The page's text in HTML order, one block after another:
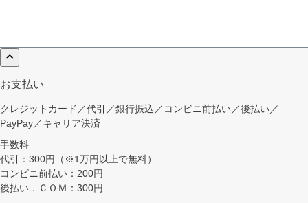
お支払い
クレジットカード／代引／銀行振込／コンビニ前払い／後払い／
PayPay／キャリア決済
手数料
代引：300円（※1万円以上で無料）
コンビニ前払い：200円
後払い．ＣＯＭ：300円